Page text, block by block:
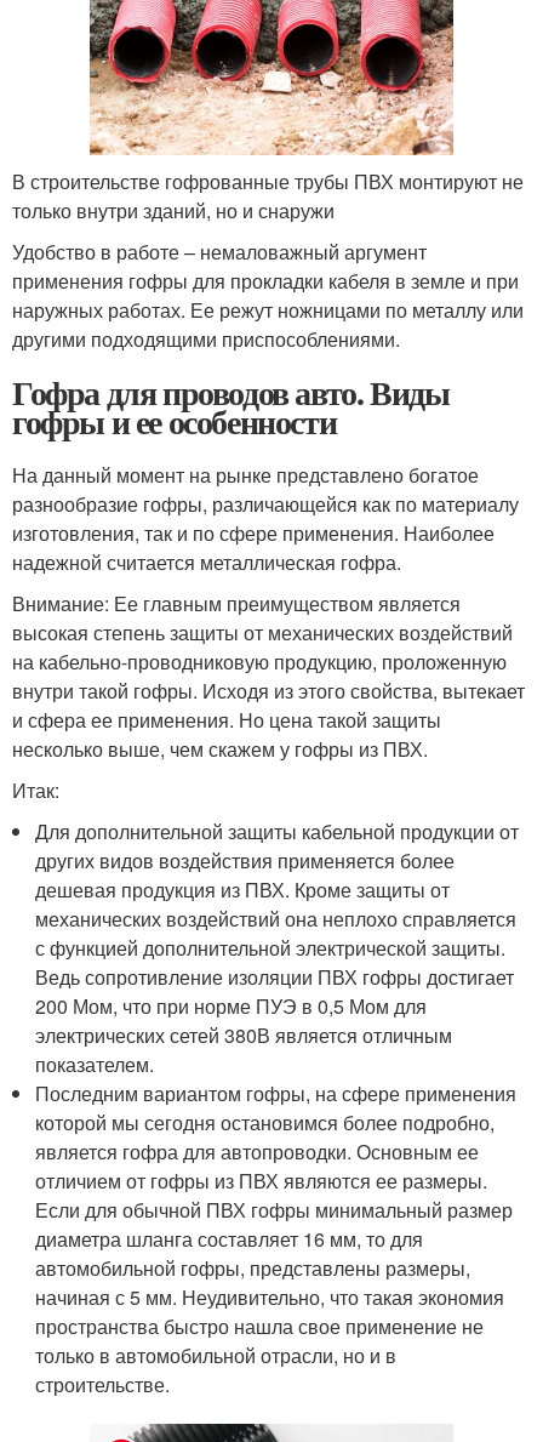
В строительстве гофрованные трубы ПВХ монтируют не
только внутри зданий, но и снаружи
Удобство в работе – немаловажный аргумент
применения гофры для прокладки кабеля в земле и при
наружных работах. Ее режут ножницами по металлу или
другими подходящими приспособлениями.
Гофра для проводов авто. Виды
гофры и ее особенности
На данный момент на рынке представлено богатое
разнообразие гофры, различающейся как по материалу
изготовления, так и по сфере применения. Наиболее
надежной считается металлическая гофра.
Внимание: Ее главным преимуществом является
высокая степень защиты от механических воздействий
на кабельно-проводниковую продукцию, проложенную
внутри такой гофры. Исходя из этого свойства, вытекает
и сфера ее применения. Но цена такой защиты
несколько выше, чем скажем у гофры из ПВХ.
Итак:
Для дополнительной защиты кабельной продукции от
других видов воздействия применяется более
дешевая продукция из ПВХ. Кроме защиты от
механических воздействий она неплохо справляется
с функцией дополнительной электрической защиты.
Ведь сопротивление изоляции ПВХ гофры достигает
200 Мом, что при норме ПУЭ в 0,5 Мом для
электрических сетей 380В является отличным
показателем.
Последним вариантом гофры, на сфере применения
которой мы сегодня остановимся более подробно,
является гофра для автопроводки. Основным ее
отличием от гофры из ПВХ являются ее размеры.
Если для обычной ПВХ гофры минимальный размер
диаметра шланга составляет 16 мм, то для
автомобильной гофры, представлены размеры,
начиная с 5 мм. Неудивительно, что такая экономия
пространства быстро нашла свое применение не
только в автомобильной отрасли, но и в
строительстве.